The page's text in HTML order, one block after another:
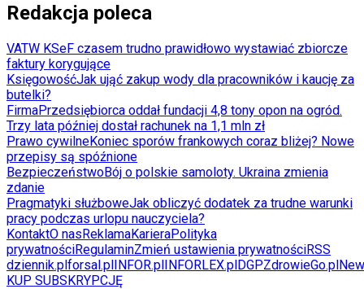
Redakcja poleca
VATW KSeF czasem trudno prawidłowo wystawiać zbiorcze
faktury korygujące
KsięgowośćJak ująć zakup wody dla pracowników i kaucję za
butelki?
FirmaPrzedsiębiorca oddał fundacji 4,8 tony opon na ogród.
Trzy lata później dostał rachunek na 1,1 mln zł
Prawo cywilneKoniec sporów frankowych coraz bliżej? Nowe
przepisy są spóźnione
BezpieczeństwoBój o polskie samoloty. Ukraina zmienia
zdanie
Pragmatyki służboweJak obliczyć dodatek za trudne warunki
pracy podczas urlopu nauczyciela?
KontaktO nasReklamaKarieraPolityka
prywatnościRegulaminZmień ustawienia prywatnościRSS
dziennik.plforsal.plINFOR.plINFORLEX.plDGPZdrowieGo.pl
KUP SUBSKRYPCJĘ